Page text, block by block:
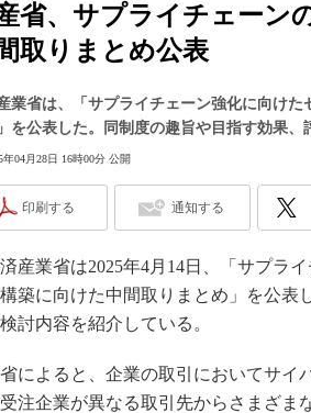
省、サプライチェーン
取りまとめ公表
業省は、「サプライチェーン強化に向け
を公表した。同制度の趣旨や目指す効果、
年04月28日 16時00分 公開
印刷する 通知する
産業省は2025年4月14日、「サプラ
築に向けた中間取りまとめ」を公表
討内容を紹介している。
によると、企業の取引においてサイ
注企業が異なる取引先からさまざま